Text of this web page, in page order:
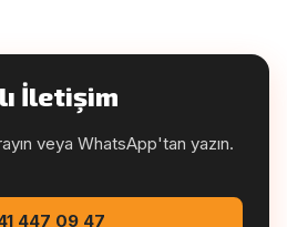
İletişim
veya WhatsApp'tan yazın.
447 09 47